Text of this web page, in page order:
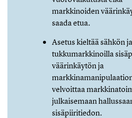
markkinoiden
saada etua.
Asetus kieltää sähkön
tukkumarkkinoilla
väärinkäytön ja
velvoittaa
julkaisemaan
sisäpiiritiedon.